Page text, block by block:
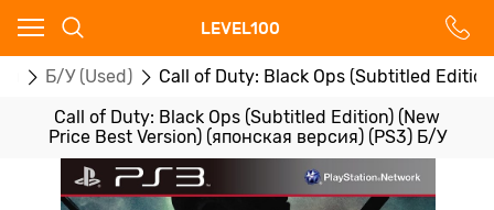
LEVEL100
Б/У (Used) Call of Duty: Black Ops (Subtitled
Call of Duty: Black Ops (Subtitled Edition) (New
Price Best Version) (японская версия) (PS3) Б/У
Ваш город - Москва,
угадали?
ДА НЕТ